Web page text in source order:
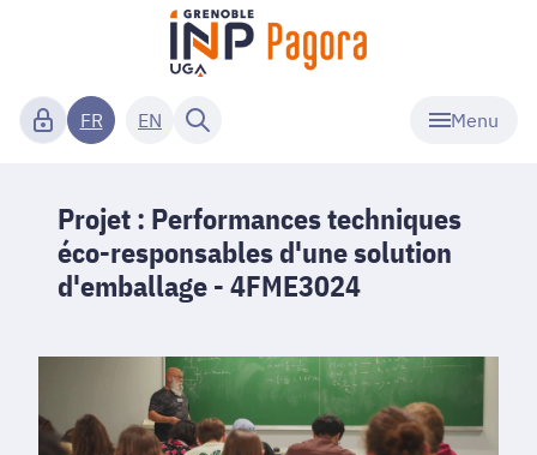
Menu
FR EN
Projet : Performances techniques
éco-responsables d'une solution
d'emballage - 4FME3024